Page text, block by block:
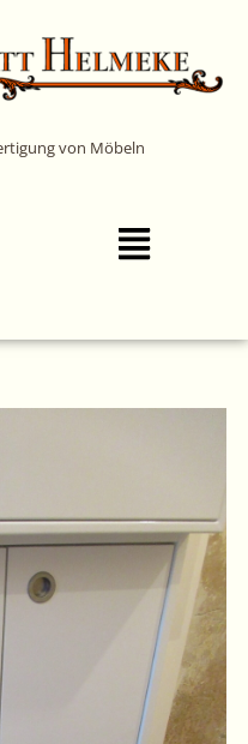
von Möbeln
Main
Menu